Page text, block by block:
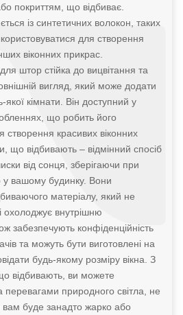
покриттям, що відбиває.
із синтетичних волокон, таких
для створення
віконних прикрас.
штор стійка до вицвітання та
вигляд, який може додати
кімнати. Він доступний у
що робить його
красивих віконних
що відбивають – відмінний спосіб
від сонця, зберігаючи при
у вашому будинку. Вони
матеріалу, який не
охолоджує внутрішню
забезпечують конфіденційність
та можуть бути виготовлені на
будь-якому розміру вікна. З
відбивають, ви можете
перевагами природного світла, не
буде занадто жарко або